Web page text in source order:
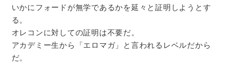
いかにフォードが無学であるかを延々と証明しようとす
る。
オレコンに対しての証明は不要だ。
アカデミー生から「エロマガ」と言われるレベルだから
だ。